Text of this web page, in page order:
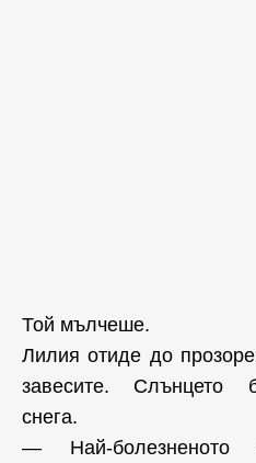
Той мълчеше.
Лилия отиде до
завесите. Слънцето
снега.
— Най-